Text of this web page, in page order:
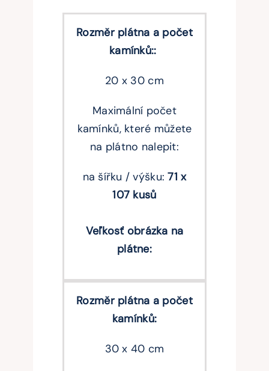
Rozměr plátna a počet
kamínků::
20 x 30 cm
Maximální počet
kamínků, které můžete
na plátno nalepit:
na šířku / výšku:71 x
107 kusů
Veľkosť obrázka na
plátne:
Rozměr plátna a počet
kamínků:
30 x 40 cm